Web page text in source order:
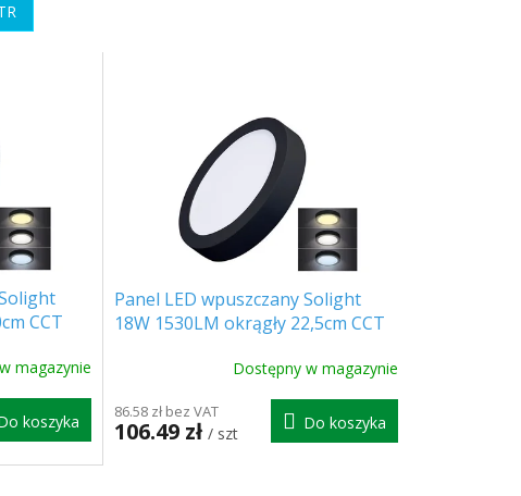
CCT
magazynie
koszyka
Panel LED wpuszczany Solight
18W 1530LM okrągły 22,5cm CCT
Dostępny w magazynie
86.58 zł bez VAT
106.49 zł / szt
Do koszyka